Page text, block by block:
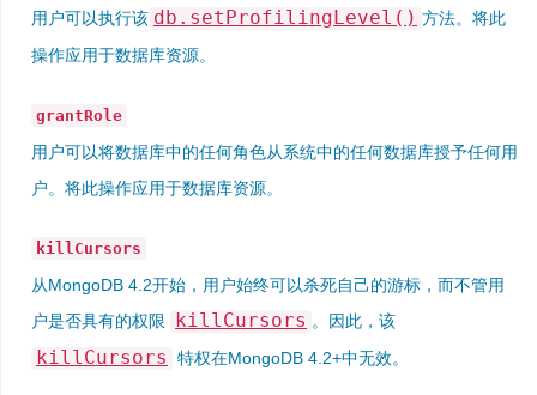
用户可以执行该 db.setProfilingLevel() 方法。将此
操作应用于数据库资源。
grantRole
用户可以将数据库中的任何角色从系统中的任何数据库授予任何用
户。将此操作应用于数据库资源。
killCursors
从MongoDB 4.2开始，用户始终可以杀死自己的游标，而不管用
户是否具有的权限
killCursors 。因此，该
killCursors 特权在MongoDB 4.2+中无效。